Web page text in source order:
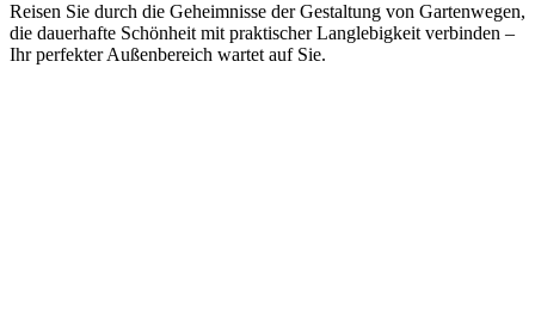
Reisen Sie durch die Geheimnisse der Gestaltung von Gartenwegen,
die dauerhafte Schönheit mit praktischer Langlebigkeit verbinden –
Ihr perfekter Außenbereich wartet auf Sie.